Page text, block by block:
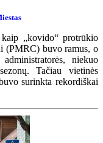
„kovido“ protrūkio
(PMRC) buvo ramus, o
niekuo
Tačiau vietinės
surinkta rekordiškai